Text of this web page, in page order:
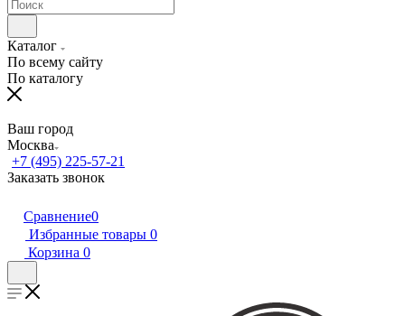
Каталог
По всему сайту
По каталогу
Ваш город
Москва
+7 (495) 225-57-21
Заказать звонок
Сравнение0
Избранные товары 0
Корзина 0